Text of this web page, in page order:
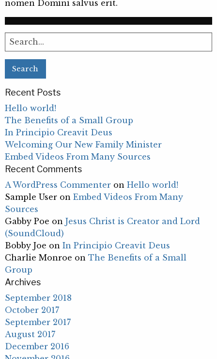
nomen Domini salvus erit.
Search
for:
Recent Posts
Hello world!
The Benefits of a Small Group
In Principio Creavit Deus
Welcoming Our New Family Minister
Embed Videos From Many Sources
Recent Comments
A WordPress Commenter on Hello world!
Sample User on Embed Videos From Many
Sources
Gabby Poe on Jesus Christ is Creator and Lord
(SoundCloud)
Bobby Joe on In Principio Creavit Deus
Charlie Monroe on The Benefits of a Small
Group
Archives
September 2018
October 2017
September 2017
August 2017
December 2016